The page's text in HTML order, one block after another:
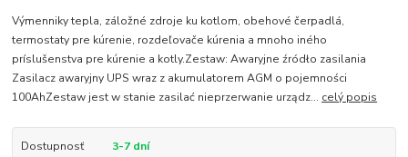
Výmenniky tepla, záložné zdroje ku kotlom, obehové čerpadlá,
termostaty pre kúrenie, rozdeľovače kúrenia a mnoho iného
príslušenstva pre kúrenie a kotly.Zestaw: Awaryjne źródło zasilania
Zasilacz awaryjny UPS wraz z akumulatorem AGM o pojemności
100AhZestaw jest w stanie zasilać nieprzerwanie urządz... celý popis
Dostupnosť 3-7 dní